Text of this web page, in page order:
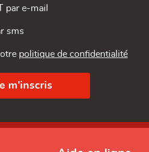
par e-mail
sms
politique de confidentialité